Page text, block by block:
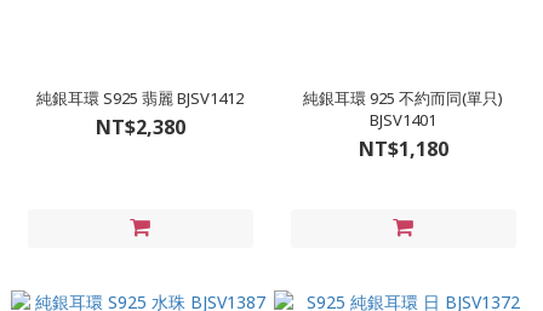
純銀耳環 S925 翡麗 BJSV1412
NT$2,380
純銀耳環 925 不約而同(單只)
BJSV1401
NT$1,180